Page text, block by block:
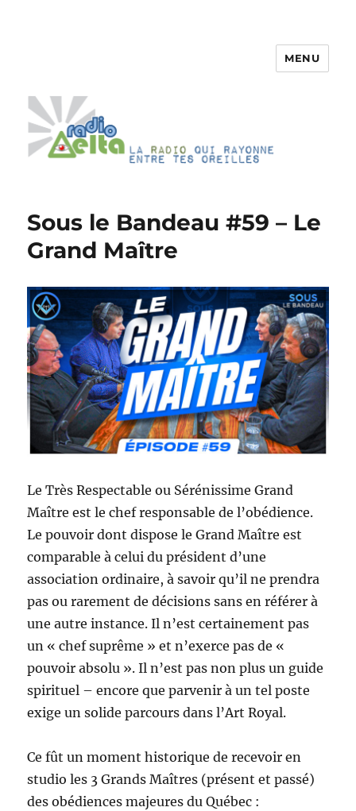
MENU
Sous le Bandeau #59 – Le
Grand Maître
Le Très Respectable ou Sérénissime Grand
Maître est le chef responsable de l’obédience.
Le pouvoir dont dispose le Grand Maître est
comparable à celui du président d’une
association ordinaire, à savoir qu’il ne prendra
pas ou rarement de décisions sans en référer à
une autre instance. Il n’est certainement pas
un « chef suprême » et n’exerce pas de «
pouvoir absolu ». Il n’est pas non plus un guide
spirituel – encore que parvenir à un tel poste
exige un solide parcours dans l’Art Royal.
Ce fût un moment historique de recevoir en
studio les 3 Grands Maîtres (présent et passé)
des obédiences majeures du Québec :